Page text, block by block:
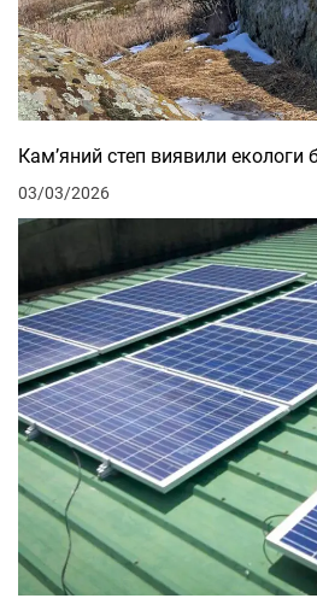
Кам’яний степ виявили екологи
03/03/2026